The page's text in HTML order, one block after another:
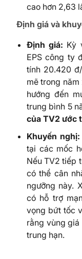
cao hơn 2,63
Định giá và
Địnhgiá: Kỳ
EPS công ty
tính 20.420
mẽ trong
hướng đến
trung bình 5
của TV2 ước
Khuyến nghị:
tại các mốc
Nếu TV2 tiếp
có thể cân
ngưỡng này.
có hỗ trợ
vọng bứt tốc
rằng vùng giá
trung hạn.